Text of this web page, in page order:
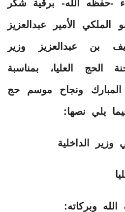
-حفظه الله- برقية شكر
الأمير عبدالعزيز
بن عبدالعزيز وزير
الحج العليا، بمناسبة
المبارك ونجاح موسم حج
الداخلية
وبركاته: